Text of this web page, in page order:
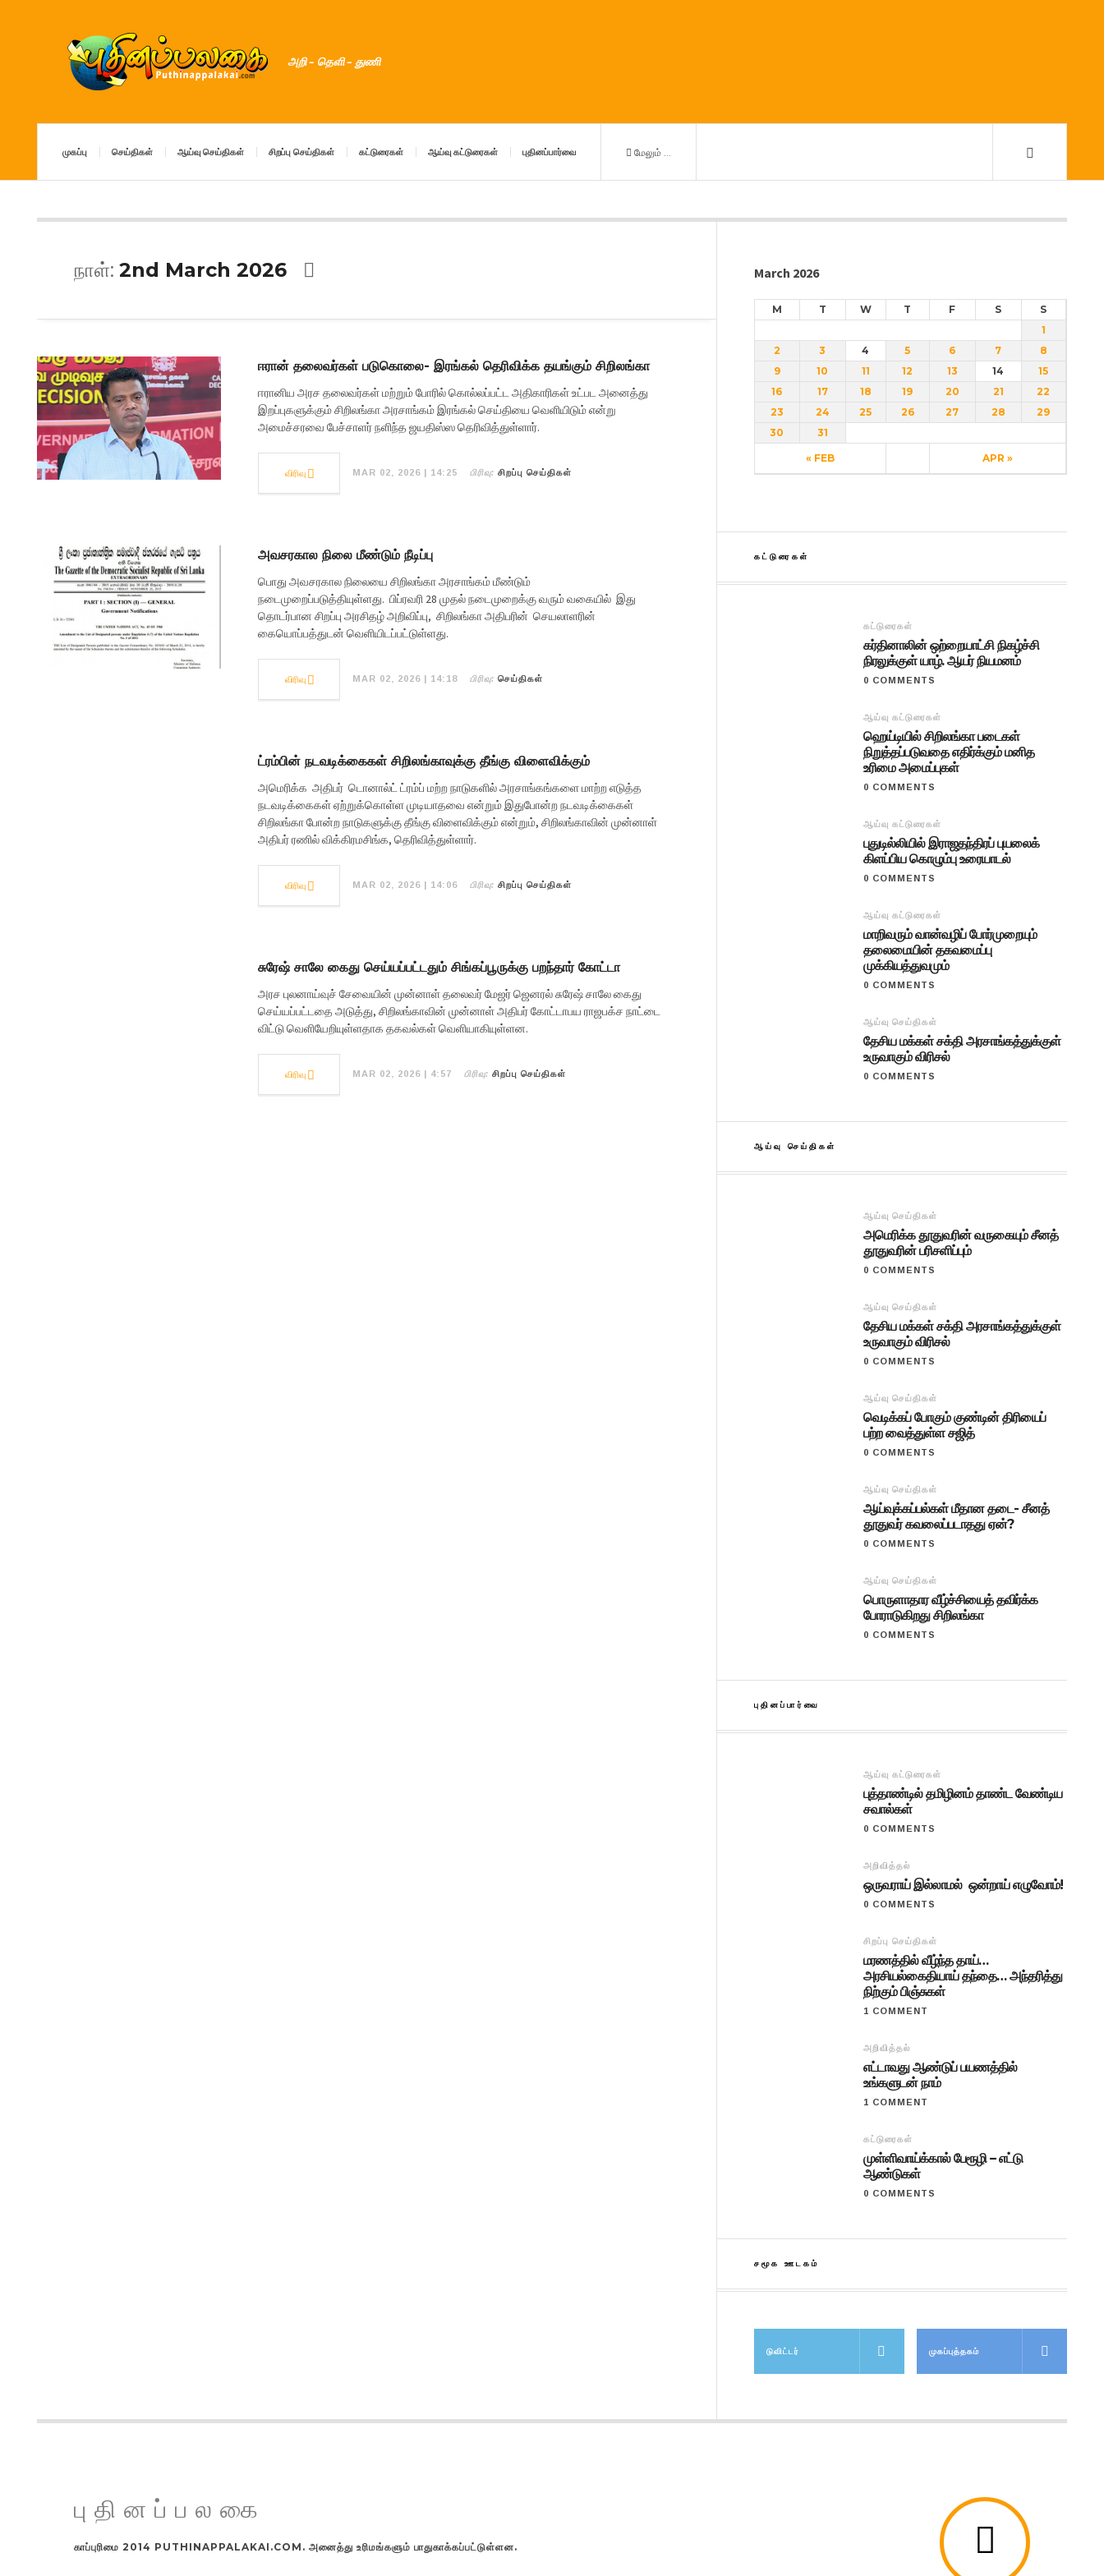
அறி – தெளி – துணி
முகப்பு செய்திகள் ஆய்வு செய்திகள் சிறப்பு செய்திகள் கட்டுரைகள் ஆய்வு கட்டுரைகள் புதினப்பார்வை மேலும் ...
நாள்: 2nd March 2026
ஈரான் தலைவர்கள் படுகொலை- இரங்கல் தெரிவிக்க தயங்கும் சிறிலங்கா
ஈரானிய அரச தலைவர்கள் மற்றும் போரில் கொல்லப்பட்ட அதிகாரிகள் உட்பட அனைத்து
இறப்புகளுக்கும் சிறிலங்கா அரசாங்கம் இரங்கல் செய்தியை வெளியிடும் என்று
அமைச்சரவை பேச்சாளர் நளிந்த ஜயதிஸ்ஸ தெரிவித்துள்ளார்.
விரிவு MAR 02, 2026 | 14:25 பிரிவு: சிறப்பு செய்திகள்
அவசரகால நிலை மீண்டும் நீடிப்பு
பொது அவசரகால நிலையை சிறிலங்கா அரசாங்கம் மீண்டும்
நடைமுறைப்படுத்தியுள்ளது. பிப்ரவரி 28 முதல் நடைமுறைக்கு வரும் வகையில் இது
தொடர்பான சிறப்பு அரசிதழ் அறிவிப்பு, சிறிலங்கா அதிபரின் செயலாளரின்
கையொப்பத்துடன் வெளியிடப்பட்டுள்ளது.
விரிவு MAR 02, 2026 | 14:18 பிரிவு: செய்திகள்
ட்ரம்பின் நடவடிக்கைகள் சிறிலங்காவுக்கு தீங்கு விளைவிக்கும்
அமெரிக்க அதிபர் டொனால்ட் ட்ரம்ப் மற்ற நாடுகளில் அரசாங்கங்களை மாற்ற எடுத்த
நடவடிக்கைகள் ஏற்றுக்கொள்ள முடியாதவை என்றும் இதுபோன்ற நடவடிக்கைகள்
சிறிலங்கா போன்ற நாடுகளுக்கு தீங்கு விளைவிக்கும் என்றும், சிறிலங்காவின் முன்னாள்
அதிபர் ரணில் விக்கிரமசிங்க, தெரிவித்துள்ளார்.
விரிவு MAR 02, 2026 | 14:06 பிரிவு: சிறப்பு செய்திகள்
சுரேஷ் சாலே கைது செய்யப்பட்டதும் சிங்கப்பூருக்கு பறந்தார் கோட்டா
அரச புலனாய்வுச் சேவையின் முன்னாள் தலைவர் மேஜர் ஜெனரல் சுரேஷ் சாலே கைது
செய்யப்பட்டதை அடுத்து, சிறிலங்காவின் முன்னாள் அதிபர் கோட்டாபய ராஜபக்ச நாட்டை
விட்டு வெளியேறியுள்ளதாக தகவல்கள் வெளியாகியுள்ளன.
விரிவு MAR 02, 2026 | 4:57 பிரிவு: சிறப்பு செய்திகள்
March 2026
M T W T F S S
« FEB APR »
1
2
3 4 5 6 7
8
9
10 11 12 13 14
15
16
17 18 19 20 21
22
23
24 25 26 27 28
29
30
31
கட்டுரைகள்
கட்டுரைகள்
கர்தினாலின் ஒற்றையாட்சி நிகழ்ச்சி
நிரலுக்குள் யாழ். ஆயர் நியமனம்
0 COMMENTS
ஆய்வு கட்டுரைகள்
ஹெய்டியில் சிறிலங்கா படைகள்
நிறுத்தப்படுவதை எதிர்க்கும் மனித
உரிமை அமைப்புகள்
0 COMMENTS
ஆய்வு கட்டுரைகள்
புதுடில்லியில் இராஜதந்திரப் புயலைக்
கிளப்பிய கொழும்பு உரையாடல்
0 COMMENTS
ஆய்வு கட்டுரைகள்
மாறிவரும் வான்வழிப் போர்முறையும்
தலைமையின் தகவமைப்பு
முக்கியத்துவமும்
0 COMMENTS
ஆய்வு செய்திகள்
தேசிய மக்கள் சக்தி அரசாங்கத்துக்குள்
உருவாகும் விரிசல்
0 COMMENTS
ஆய்வு செய்திகள்
ஆய்வு செய்திகள்
அமெரிக்க தூதுவரின் வருகையும் சீனத்
தூதுவரின் பரிசளிப்பும்
0 COMMENTS
ஆய்வு செய்திகள்
தேசிய மக்கள் சக்தி அரசாங்கத்துக்குள்
உருவாகும் விரிசல்
0 COMMENTS
ஆய்வு செய்திகள்
வெடிக்கப் போகும் குண்டின் திரியைப்
பற்ற வைத்துள்ள சஜித்
0 COMMENTS
ஆய்வு செய்திகள்
ஆய்வுக்கப்பல்கள் மீதான தடை- சீனத்
தூதுவர் கவலைப்படாதது ஏன்?
0 COMMENTS
ஆய்வு செய்திகள்
பொருளாதார வீழ்ச்சியைத் தவிர்க்க
போராடுகிறது சிறிலங்கா
0 COMMENTS
புதினப்பார்வை
ஆய்வு கட்டுரைகள்
புத்தாண்டில் தமிழினம் தாண்ட வேண்டிய
சவால்கள்
0 COMMENTS
அறிவித்தல்
ஒருவராய் இல்லாமல் ஒன்றாய் எழுவோம்!
0 COMMENTS
சிறப்பு செய்திகள்
மரணத்தில் வீழ்ந்த தாய்…
அரசியல்கைதியாய் தந்தை… அந்தரித்து
நிற்கும் பிஞ்சுகள்
1 COMMENT
அறிவித்தல்
எட்டாவது ஆண்டுப் பயணத்தில்
உங்களுடன் நாம்
1 COMMENT
கட்டுரைகள்
முள்ளிவாய்க்கால் பேரூழி – எட்டு
ஆண்டுகள்
0 COMMENTS
சமூக ஊடகம்
டுவிட்டர் முகப்புத்தகம்
புதினப்பலகை
காப்புரிமை 2014 PUTHINAPPALAKAI.COM. அனைத்து உரிமங்களும் பாதுகாக்கப்பட்டுள்ளன.